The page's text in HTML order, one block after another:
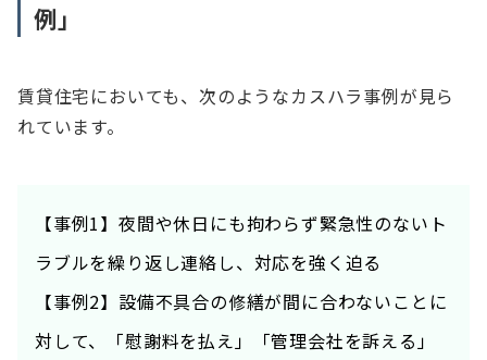
例」
賃貸住宅においても、次のようなカスハラ事例が見ら
れています。
【事例1】 夜間や休日にも拘わらず緊急性のないト
ラブルを繰り返し連絡し、対応を強く迫る
【事例2】設備不具合の修繕が間に合わないことに
対して、「慰謝料を払え」「管理会社を訴える」